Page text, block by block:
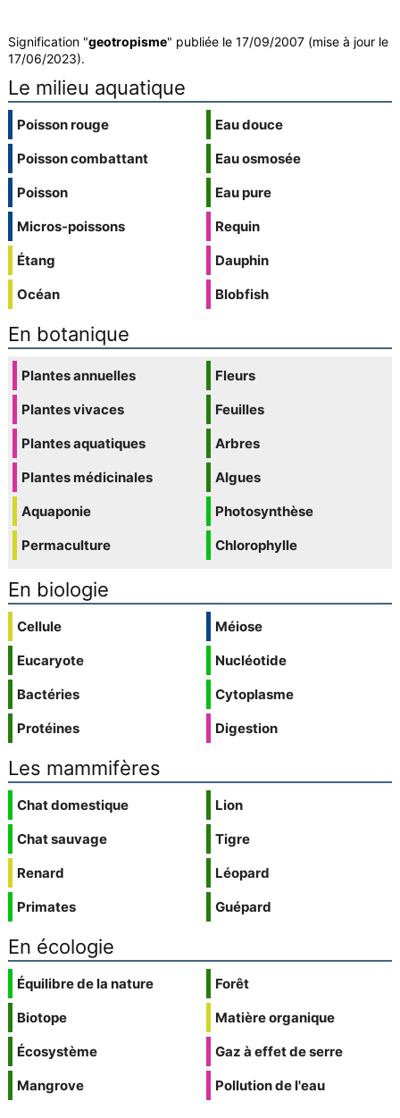
Signification "geotropisme" publiée le 17/09/2007 (mise à jour le
17/06/2023).
Le milieu aquatique
Poisson rouge
Poisson combattant
Poisson
Micros-poissons
Étang
Océan
Eau douce
Eau osmosée
Eau pure
Requin
Dauphin
Blobfish
En botanique
Plantes annuelles
Plantes vivaces
Plantes aquatiques
Plantes médicinales
Aquaponie
Permaculture
Fleurs
Feuilles
Arbres
Algues
Photosynthèse
Chlorophylle
En biologie
Cellule
Eucaryote
Bactéries
Protéines
Méiose
Nucléotide
Cytoplasme
Digestion
Les mammifères
Chat domestique
Chat sauvage
Renard
Primates
Lion
Tigre
Léopard
Guépard
En écologie
Équilibre de la nature
Biotope
Écosystème
Mangrove
Forêt
Matière organique
Gaz à effet de serre
Pollution de l'eau